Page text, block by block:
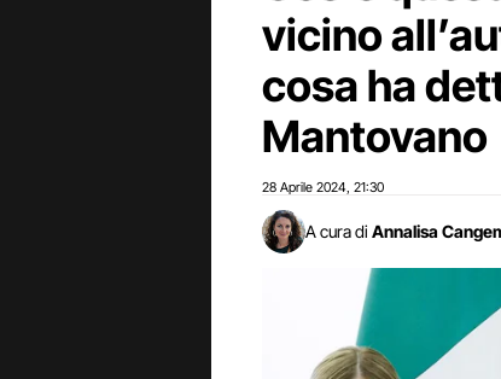
vicino
cosa ha
Mantovano
28 Aprile 2024 21:30
A cura di Annalisa